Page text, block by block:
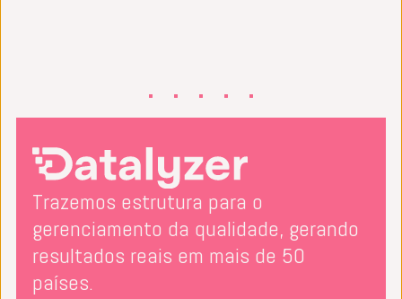
Trazemos estrutura para o
gerenciamento da qualidade, gerando
resultados reais em mais de 50
países.